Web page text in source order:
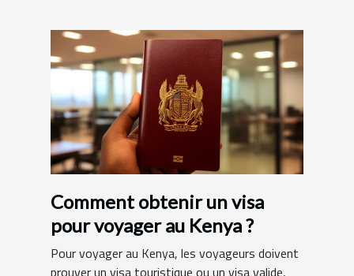
Comment obtenir un visa
pour voyager au Kenya ?
Pour voyager au Kenya, les voyageurs doivent
prouver un visa touristique ou un visa valide,